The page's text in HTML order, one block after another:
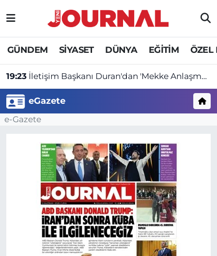
GÜNDEM SİYASET DÜNYA EĞİTİM ÖZEL
19:23 İletişim Başkanı Duran'dan 'Mekke Anlaşması' açıklaması!
eGazete
e-Gazete
GÜNDEM
SİYASET
SAĞLIK
DÜNYA
ÖZEL HABER
Nöbetçi Eczaneler
Hava Durumu
Trafik Durumu
Süper Lig Puan Durumu ve Fikstür
Son Dakika Haberleri
Haber Arşivi